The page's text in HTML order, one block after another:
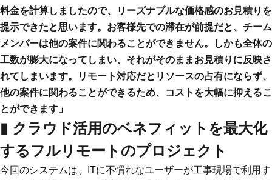
料金を計算しましたので、リーズナブルな価格感のお見積りを
提示できたと思います。お客様先での滞在が前提だと、チーム
メンバーは他の案件に関わることができません。しかも全体の
工数が膨大になってしまい、それがそのままお見積りに反映さ
れてしまいます。リモート対応だとリソースの占有にならず、
他の案件に関わることができるため、コストを大幅に抑えるこ
とができます」
▮ クラウド活用のベネフィットを最大化
するフルリモートのプロジェクト
今回のシステムは、ITに不慣れなユーザーが工事現場で利用す